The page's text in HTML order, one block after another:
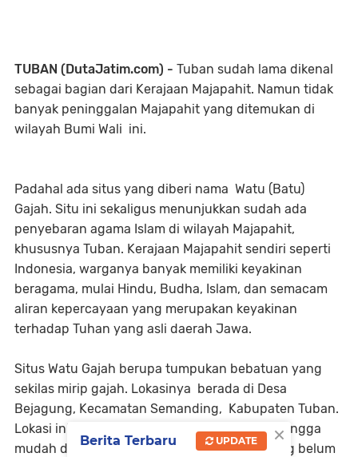
TUBAN (DutaJatim.com) - Tuban sudah lama dikenal
sebagai bagian dari Kerajaan Majapahit. Namun tidak
banyak peninggalan Majapahit yang ditemukan di
wilayah Bumi Wali ini.
Padahal ada situs yang diberi nama Watu (Batu)
Gajah. Situ ini sekaligus menunjukkan sudah ada
penyebaran agama Islam di wilayah Majapahit,
khususnya Tuban. Kerajaan Majapahit sendiri seperti
Indonesia, warganya banyak memiliki keyakinan
beragama, mulai Hindu, Budha, Islam, dan semacam
aliran kepercayaan yang merupakan keyakinan
terhadap Tuhan yang asli daerah Jawa.
Situs Watu Gajah berupa tumpukan bebatuan yang
sekilas mirip gajah. Lokasinya berada di Desa
Bejagung, Kecamatan Semanding, Kabupaten Tuban.
Lokasi ini sangat dekat dengan jalan raya sehingga
mudah dijumpai masyarakat, tapi banyak yang belum
×
Berita Terbaru UPDATE